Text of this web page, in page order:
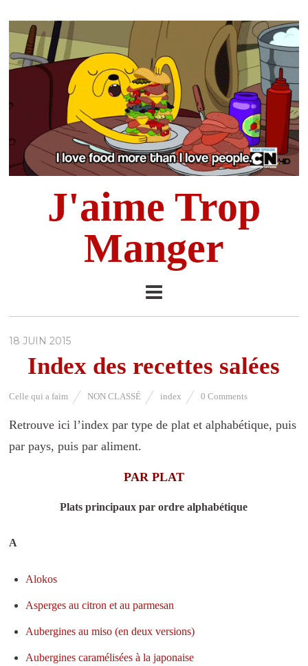
J'aime Trop
Manger
18 JUIN 2015
Index des recettes salées
Celle qui a faim NON CLASSÉ index 0 Comments
Retrouve ici l’index par type de plat et alphabétique, puis
par pays, puis par aliment.
PAR PLAT
Plats principaux par ordre alphabétique
A
Alokos
Asperges au citron et au parmesan
Aubergines au miso (en deux versions)
Aubergines caramélisées à la japonaise